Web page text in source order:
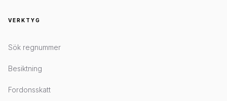
VERKTYG
Sök regnummer
Besiktning
Fordonsskatt